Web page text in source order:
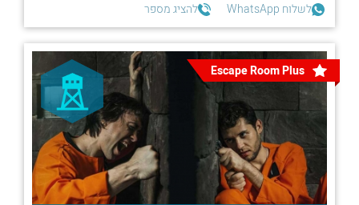
לשלוח WhatsApp
להציג מספר
Escape Room Plus